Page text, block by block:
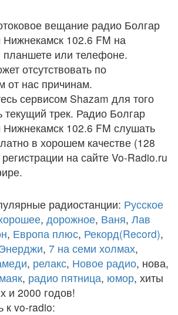
вещание радио Болгар
102.6 FM на
планшете или телефоне.
отсутствовать по
от нас причинам.
сервисом Shazam для того
текущий трек. Радио Болгар
102.6 FM слушать
в хорошем качестве (128
на сайте Vo-Radio.ru
радиостанции: Русское
, дорожное, Ваня, Лав
, Европа плюс, Рекорд(Record),
, 7 на семи холмах,
, релакс, Новое радио, нова,
маяк, радио пятница, юмор, хиты
и 2000 годов!
к vo-radio: